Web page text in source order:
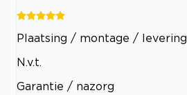
Plaatsing / montage / levering
N.v.t.
Garantie / nazorg